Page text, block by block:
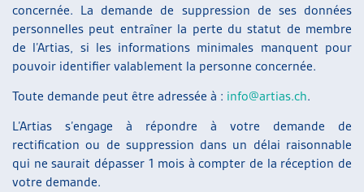
concernée. La demande de suppression de ses données
personnelles peut entraîner la perte du statut de membre
de l’Artias, si les informations minimales manquent pour
pouvoir identifier valablement la personne concernée.
Toute demande peut être adressée à : info@artias.ch.
L’Artias s’engage à répondre à votre demande de
rectification ou de suppression dans un délai raisonnable
qui ne saurait dépasser 1 mois à compter de la réception de
votre demande.